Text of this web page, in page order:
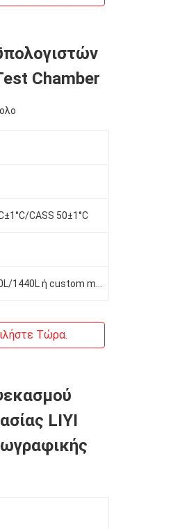
Chamber
CASS 50±1°C
Τώρα.
LIYI